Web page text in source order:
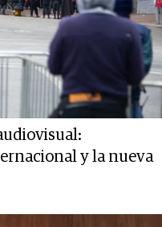
y la nueva